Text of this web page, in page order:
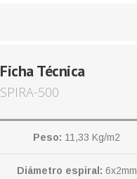
Ficha Técnica
SPIRA-500
Peso: 11,33 Kg/m2
Diámetro espiral: 6x2mm